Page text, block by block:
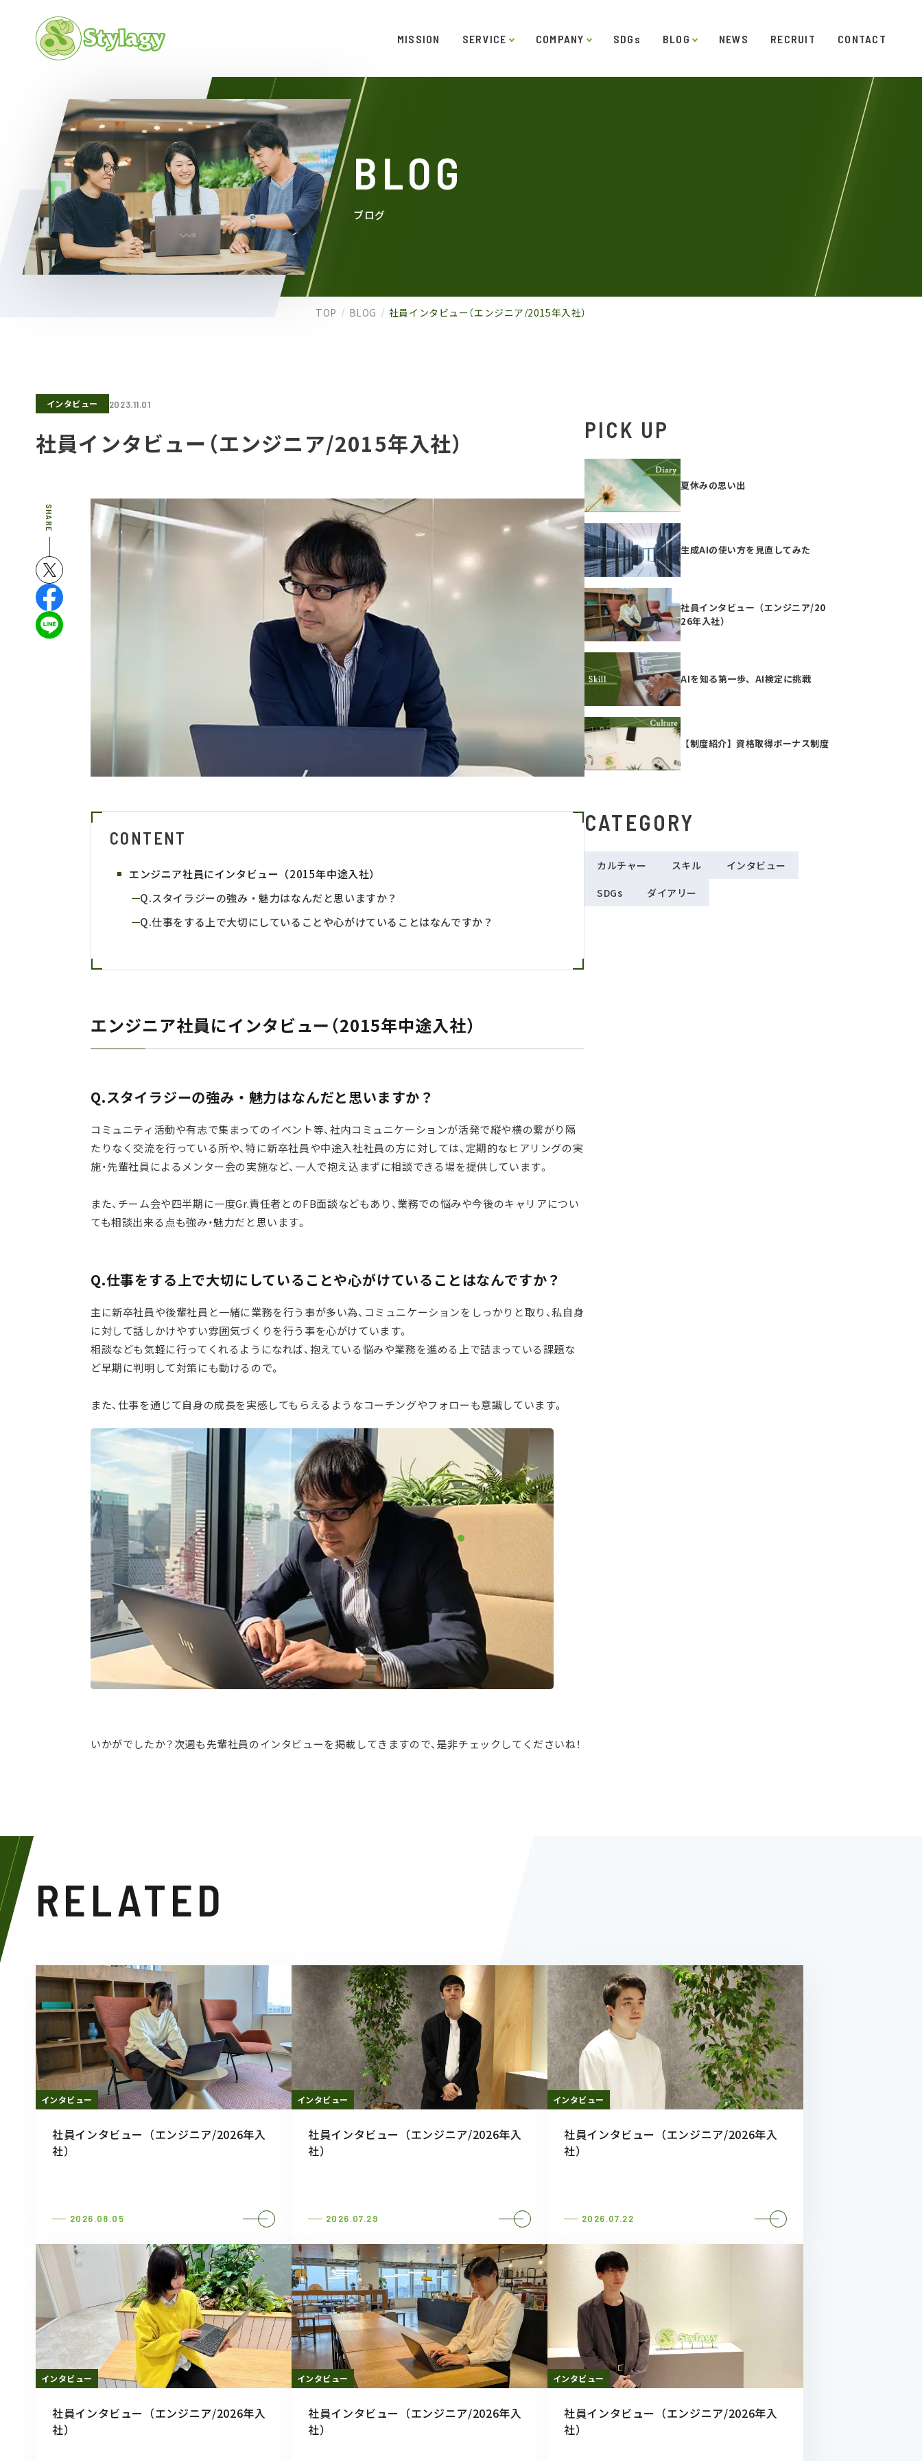
MISSION SERVICE
システムソリューション
COMPANY
会社概要 ご挨拶
SDGs BLOG
カルチャー スキル
NEWS RECRUIT CONTACT
BLOG
ブログ
TOP BLOG 社員インタビュー（エンジニア/2015年入社）
インタビュー 2023.11.01
社員インタビュー（エンジニア/2015年入社）
SHARE
CONTENT
エンジニア社員にインタビュー（2015年中途入社）
Q.スタイラジーの強み・魅力はなんだと思いますか？
Q.仕事をする上で大切にしていることや心がけていることはなんですか？
エンジニア社員にインタビュー（2015年中途入社）
Q.スタイラジーの強み・魅力はなんだと思いますか？
コミュニティ活動や有志で集まってのイベント等、社内コミュニケーションが活発で縦や横の繋がり隔
たりなく交流を行っている所や、特に新卒社員や中途入社社員の方に対しては、定期的なヒアリングの実
施・先輩社員によるメンター会の実施など、一人で抱え込まずに相談できる場を提供しています。
また、チーム会や四半期に一度Gr.責任者とのFB面談などもあり、業務での悩みや今後のキャリアについ
ても相談出来る点も強み・魅力だと思います。
Q.仕事をする上で大切にしていることや心がけていることはなんですか？
主に新卒社員や後輩社員と一緒に業務を行う事が多い為、コミュニケーションをしっかりと取り、私自身
に対して話しかけやすい雰囲気づくりを行う事を心がけています。
相談なども気軽に行ってくれるようになれば、抱えている悩みや業務を進める上で詰まっている課題な
ど早期に判明して対策にも動けるので。
また、仕事を通じて自身の成長を実感してもらえるようなコーチングやフォローも意識しています。
いかがでしたか？次週も先輩社員のインタビューを掲載してきますので、是非チェックしてくださいね！
PICK UP
夏休みの思い出
生成AIの使い方を見直してみた
社員インタビュー（エンジニア/20
26年入社）
AIを知る第一歩、AI検定に挑戦
【制度紹介】資格取得ボーナス制度
CATEGORY
カルチャー スキル
インタビュー
SDGs
ダイアリー
RELATED
インタビュー
社員インタビュー（エンジニア/2026年入
社）
2026.08.05
インタビュー
社員インタビュー（エンジニア/2026年入
社）
2026.07.29
インタビュー
社員インタビュー（エンジニア/2026年入
社）
2026.07.22
インタビュー
社員インタビュー（エンジニア/2026年入
社）
インタビュー
社員インタビュー（エンジニア/2026年入
社）
インタビュー
社員インタビュー（エンジニア/2026年入
社）